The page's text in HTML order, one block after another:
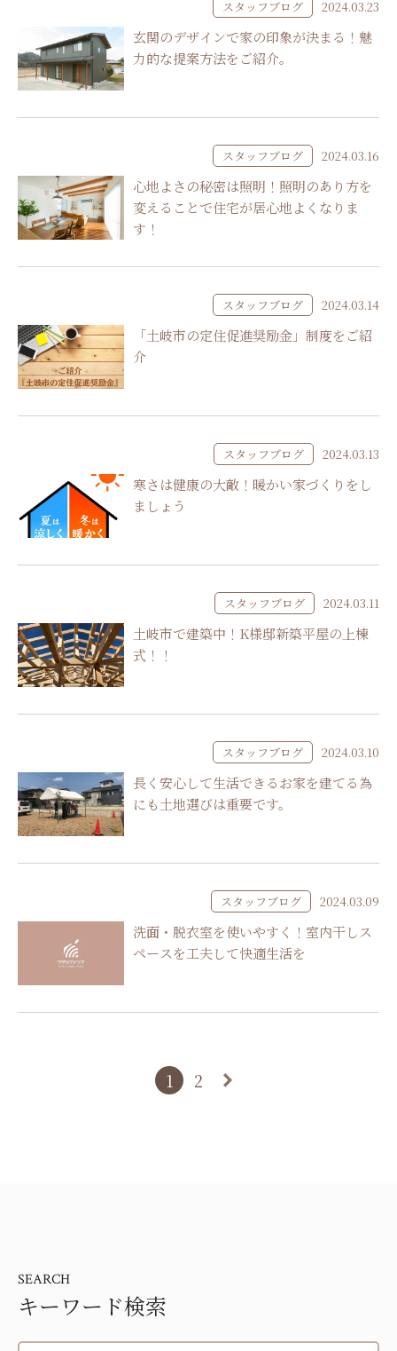
スタッフブログ 2024.03.23
玄関のデザインで家の印象が決まる！魅
力的な提案方法をご紹介。
スタッフブログ 2024.03.16
心地よさの秘密は照明！照明のあり方を
変えることで住宅が居心地よくなりま
す！
スタッフブログ 2024.03.14
「土岐市の定住促進奨励金」制度をご紹
介
スタッフブログ 2024.03.13
寒さは健康の大敵！暖かい家づくりをし
ましょう
スタッフブログ 2024.03.11
土岐市で建築中！K様邸新築平屋の上棟
式！！
スタッフブログ 2024.03.10
長く安心して生活できるお家を建てる為
にも土地選びは重要です。
スタッフブログ 2024.03.09
洗面・脱衣室を使いやすく！室内干しス
ペースを工夫して快適生活を
1 2
SEARCH
キーワード検索